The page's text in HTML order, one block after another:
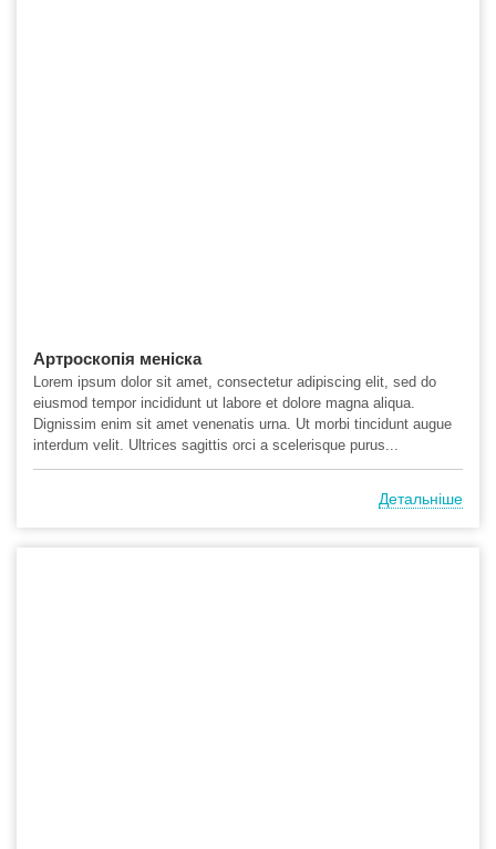
Артроскопія меніска
Lorem ipsum dolor sit amet, consectetur adipiscing elit, sed do
eiusmod tempor incididunt ut labore et dolore magna aliqua.
Dignissim enim sit amet venenatis urna. Ut morbi tincidunt augue
interdum velit. Ultrices sagittis orci a scelerisque purus...
Детальніше